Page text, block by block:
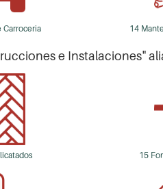
Carroceria 14
e Instalaciones"
15